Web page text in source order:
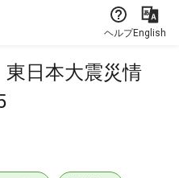
ヘルプEnglish
日本大震災情